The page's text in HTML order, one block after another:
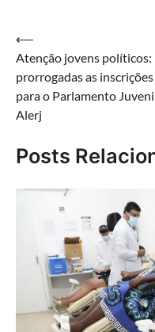
Navegação
de
Post
⟵
Atenção jovens políticos:
prorrogadas as inscrições
para o Parlamento
Alerj
Posts